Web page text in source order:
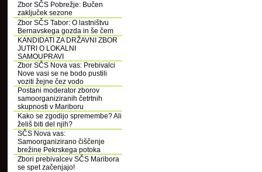
Zbor SČS Pobrežje: Bučen
zaključek sezone
Zbor SČS Tabor: O lastništvu
Bernavskega gozda in še čem
KANDIDATI ZA DRŽAVNI ZBOR
JUTRI O LOKALNI
SAMOUPRAVI
Zbor SČS Nova vas: Prebivalci
Nove vasi se ne bodo pustili
voziti žejne čez vodo
Postani moderator zborov
samoorganiziranih četrtnih
skupnosti v Mariboru
Kako se zgodijo spremembe? Ali
želiš biti del njih?
SČS Nova vas:
Samoorganizirano čiščenje
brežine Pekrskega potoka
Zbori prebivalcev SČS Maribora
se spet začenjajo!